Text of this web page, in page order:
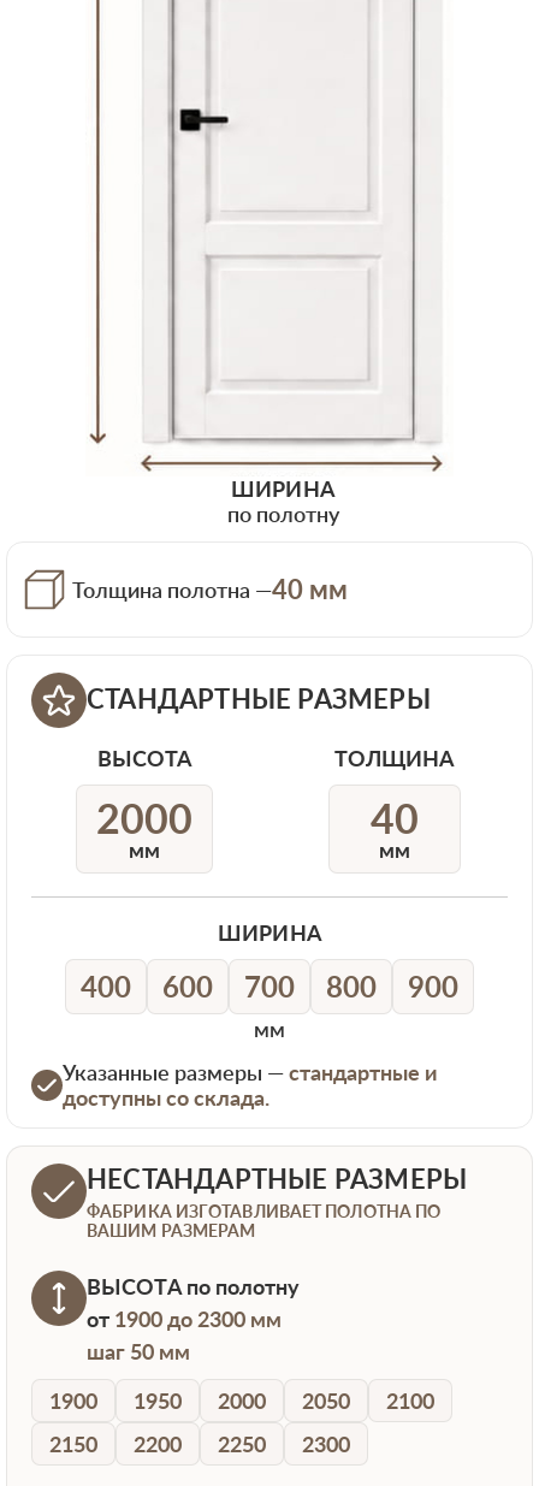
ШИРИНА
по полотну
Толщина полотна —40 мм
СТАНДАРТНЫЕ РАЗМЕРЫ
ВЫСОТА
2000
мм
ШИРИНА
400 600 700 800 900
мм
ТОЛЩИНА
40
мм
Указанные размеры —стандартные и
доступны со склада.
НЕСТАНДАРТНЫЕ РАЗМЕРЫ
ФАБРИКА ИЗГОТАВЛИВАЕТ ПОЛОТНА ПО
ВАШИМ РАЗМЕРАМ
ВЫСОТАпо полотну
от 1900 до 2300 мм
шаг 50 мм
1900
1950 2000 2050
2100
2150
2200 2250 2300